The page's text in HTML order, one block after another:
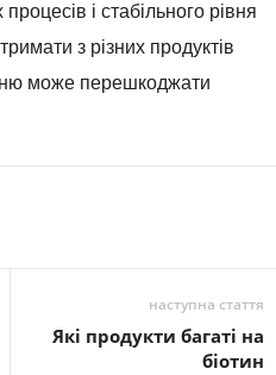
і стабільного рівня
з різних продуктів
може перешкоджати
наступна стаття
Які продукти багаті на
біотин